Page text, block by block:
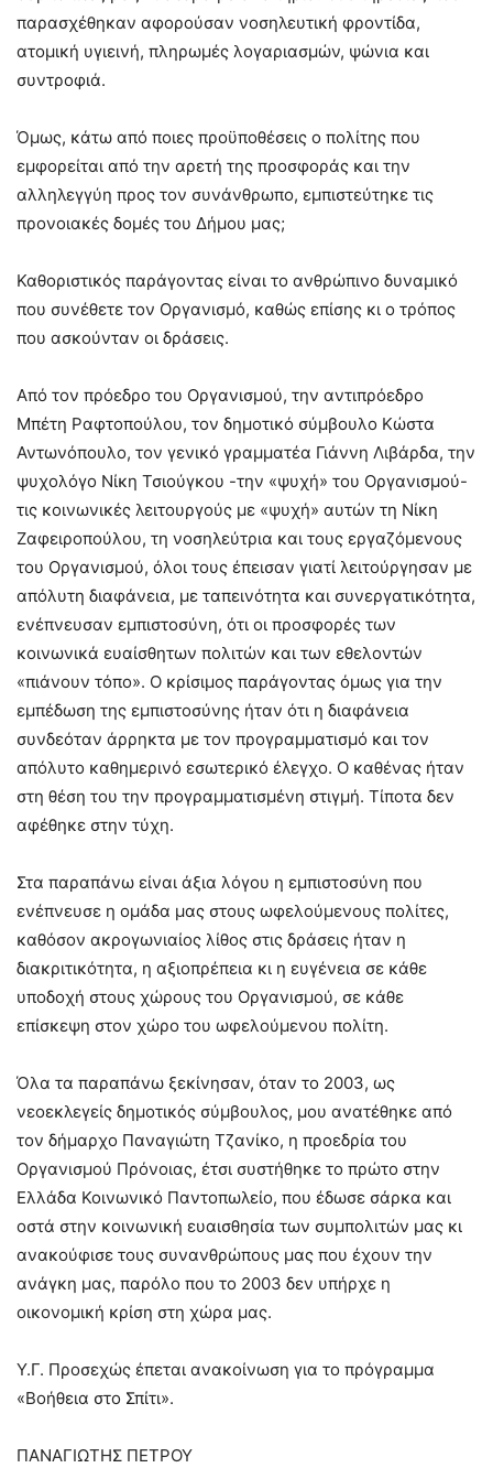
παρασχέθηκαν αφορούσαν νοσηλευτική φροντίδα,
ατομική υγιεινή, πληρωμές λογαριασμών, ψώνια και
συντροφιά.
Όμως, κάτω από ποιες προϋποθέσεις ο πολίτης που
εμφορείται από την αρετή της προσφοράς και την
αλληλεγγύη προς τον συνάνθρωπο, εμπιστεύτηκε τις
προνοιακές δομές του Δήμου μας;
Καθοριστικός παράγοντας είναι το ανθρώπινο δυναμικό
που συνέθετε τον Οργανισμό, καθώς επίσης κι ο τρόπος
που ασκούνταν οι δράσεις.
Από τον πρόεδρο του Οργανισμού, την αντιπρόεδρο
Μπέτη Ραφτοπούλου, τον δημοτικό σύμβουλο Κώστα
Αντωνόπουλο, τον γενικό γραμματέα Γιάννη Λιβάρδα, την
ψυχολόγο Νίκη Τσιούγκου -την «ψυχή» του Οργανισμού-
τις κοινωνικές λειτουργούς με «ψυχή» αυτών τη Νίκη
Ζαφειροπούλου, τη νοσηλεύτρια και τους εργαζόμενους
του Οργανισμού, όλοι τους έπεισαν γιατί λειτούργησαν με
απόλυτη διαφάνεια, με ταπεινότητα και συνεργατικότητα,
ενέπνευσαν εμπιστοσύνη, ότι οι προσφορές των
κοινωνικά ευαίσθητων πολιτών και των εθελοντών
«πιάνουν τόπο». Ο κρίσιμος παράγοντας όμως για την
εμπέδωση της εμπιστοσύνης ήταν ότι η διαφάνεια
συνδεόταν άρρηκτα με τον προγραμματισμό και τον
απόλυτο καθημερινό εσωτερικό έλεγχο. Ο καθένας ήταν
στη θέση του την προγραμματισμένη στιγμή. Τίποτα δεν
αφέθηκε στην τύχη.
Στα παραπάνω είναι άξια λόγου η εμπιστοσύνη που
ενέπνευσε η ομάδα μας στους ωφελούμενους πολίτες,
καθόσον ακρογωνιαίος λίθος στις δράσεις ήταν η
διακριτικότητα, η αξιοπρέπεια κι η ευγένεια σε κάθε
υποδοχή στους χώρους του Οργανισμού, σε κάθε
επίσκεψη στον χώρο του ωφελούμενου πολίτη.
Όλα τα παραπάνω ξεκίνησαν, όταν το 2003, ως
νεοεκλεγείς δημοτικός σύμβουλος, μου ανατέθηκε από
τον δήμαρχο Παναγιώτη Τζανίκο, η προεδρία του
Οργανισμού Πρόνοιας, έτσι συστήθηκε το πρώτο στην
Ελλάδα Κοινωνικό Παντοπωλείο, που έδωσε σάρκα και
οστά στην κοινωνική ευαισθησία των συμπολιτών μας κι
ανακούφισε τους συνανθρώπους μας που έχουν την
ανάγκη μας, παρόλο που το 2003 δεν υπήρχε η
οικονομική κρίση στη χώρα μας.
Υ.Γ. Προσεχώς έπεται ανακοίνωση για το πρόγραμμα
«Βοήθεια στο Σπίτι».
ΠΑΝΑΓΙΩΤΗΣ ΠΕΤΡΟΥ